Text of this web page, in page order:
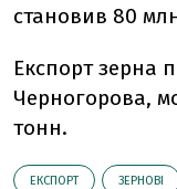
становив 80
Експорт зерна
Черногорова,
тонн.
ЕКСПОРТ ЗЕРНОВІ